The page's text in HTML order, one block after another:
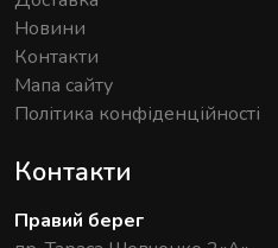
Новини
Контакти
Мапа сайту
Політика конфіденційності
Контакти
Правий берег